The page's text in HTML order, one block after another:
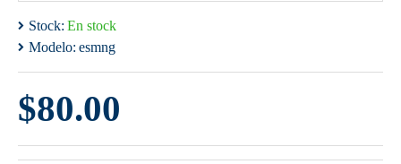
Stock: En stock
Modelo: esmng
$80.00